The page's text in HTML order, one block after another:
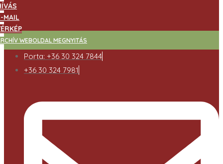
MAIL
WEBOLDAL MEGNYITÁS
Porta: +36 30 324 7844
+36 30 324 7981